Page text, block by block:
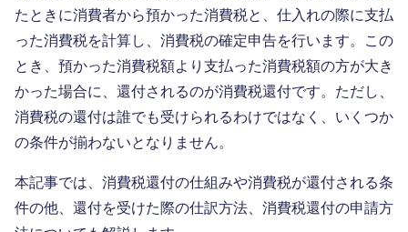
たときに消費者から預かった消費税と、仕入れの際に支払
った消費税を計算し、消費税の確定申告を行います。この
とき、預かった消費税額より支払った消費税額の方が大き
かった場合に、還付されるのが消費税還付です。ただし、
消費税の還付は誰でも受けられるわけではなく、いくつか
の条件が揃わないとなりません。
本記事では、消費税還付の仕組みや消費税が還付される条
件の他、還付を受けた際の仕訳方法、消費税還付の申請方